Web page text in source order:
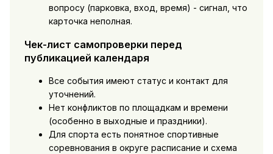
вопросу (парковка, вход, время) - сигнал, что
карточка неполная.
Чек-лист самопроверки перед
публикацией календаря
Все события имеют статус и контакт для
уточнений.
Нет конфликтов по площадкам и времени
(особенно в выходные и праздники).
Для спорта есть понятное спортивные
соревнования в округе расписание и схема